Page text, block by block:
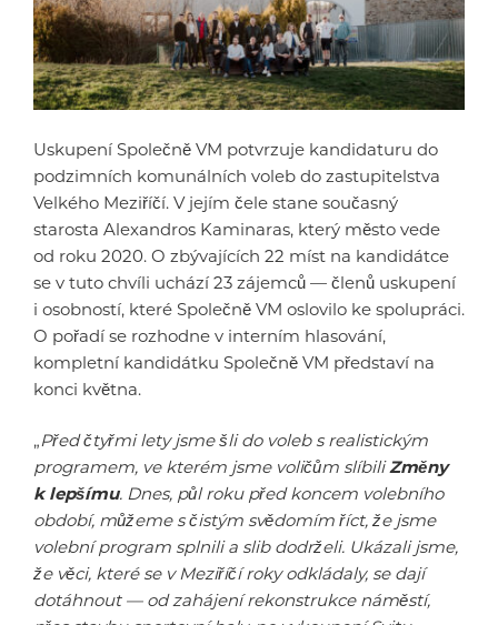
Uskupení Společně VM potvrzuje kandidaturu do
podzimních komunálních voleb do zastupitelstva
Velkého Meziříčí. V jejím čele stane současný
starosta Alexandros Kaminaras, který město vede
od roku 2020. O zbývajících 22 míst na kandidátce
se v tuto chvíli uchází 23 zájemců — členů uskupení
i osobností, které Společně VM oslovilo ke spolupráci.
O pořadí se rozhodne v interním hlasování,
kompletní kandidátku Společně VM představí na
konci května.
„Před čtyřmi lety jsme šli do voleb s realistickým
programem, ve kterém jsme voličům slíbiliZměny
k lepšímu. Dnes, půl roku před koncem volebního
období, můžeme s čistým svědomím říct, že jsme
volební program splnili a slib dodrželi. Ukázali jsme,
že věci, které se v Meziříčí roky odkládaly, se dají
dotáhnout — od zahájení rekonstrukce náměstí,